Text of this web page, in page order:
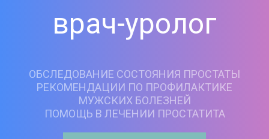
врач-уролог
ОБСЛЕДОВАНИЕ СОСТОЯНИЯ ПРОСТАТЫ
РЕКОМЕНДАЦИИ ПО ПРОФИЛАКТИКЕ
МУЖСКИХ БОЛЕЗНЕЙ
ПОМОЩЬ В ЛЕЧЕНИИ ПРОСТАТИТА